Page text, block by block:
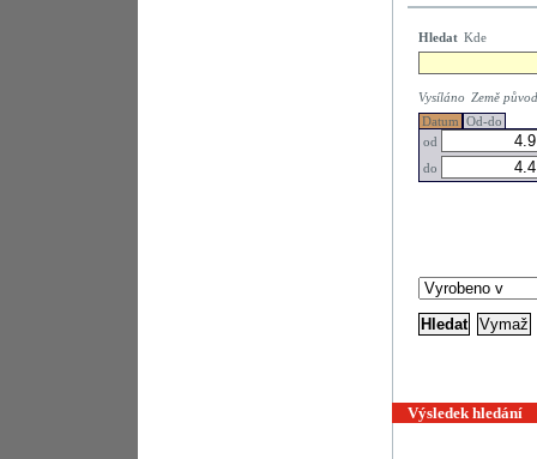
Hledat Kde
Vysíláno Země
Datum Od-do
od
do
Výsledek hledání